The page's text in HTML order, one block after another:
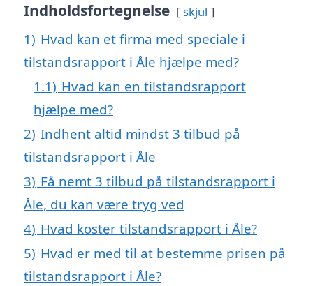
Indholdsfortegnelse skjul
1) Hvad kan et firma med speciale i
tilstandsrapport i Åle hjælpe med?
1.1) Hvad kan en tilstandsrapport
hjælpe med?
2) Indhent altid mindst 3 tilbud på
tilstandsrapport i Åle
3) Få nemt 3 tilbud på tilstandsrapport i
Åle, du kan være tryg ved
4) Hvad koster tilstandsrapport i Åle?
5) Hvad er med til at bestemme prisen på
tilstandsrapport i Åle?